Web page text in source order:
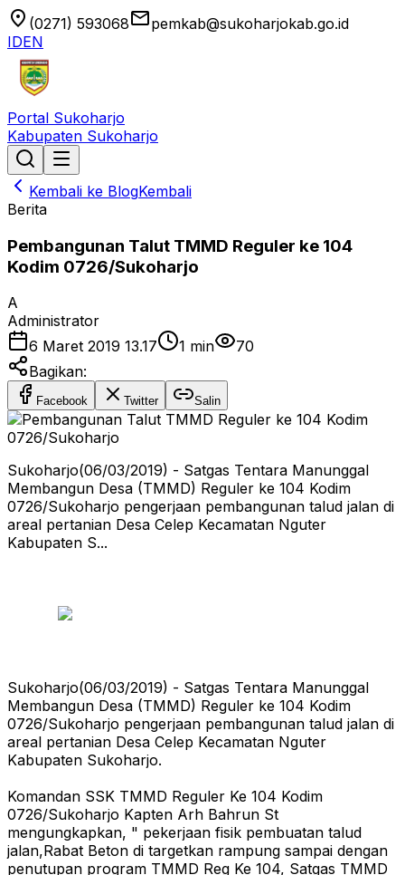
location_on (0271) 593068emailpemkab@sukoharjokab.go.id
IDEN
Portal Sukoharjo
Kabupaten Sukoharjo
Kembali ke BlogKembali
Berita
Pembangunan Talut TMMD Reguler ke 104
Kodim 0726/Sukoharjo
A
Administrator
6 Maret 2019 13.17
1 min
70
Bagikan:
Facebook Twitter Salin
Sukoharjo(06/03/2019) - Satgas Tentara Manunggal
Membangun Desa (TMMD) Reguler ke 104 Kodim
0726/Sukoharjo pengerjaan pembangunan talud jalan di
areal pertanian Desa Celep Kecamatan Nguter
Kabupaten S...
Sukoharjo(06/03/2019) - Satgas Tentara Manunggal
Membangun Desa (TMMD) Reguler ke 104 Kodim
0726/Sukoharjo pengerjaan pembangunan talud jalan di
areal pertanian Desa Celep Kecamatan Nguter
Kabupaten Sukoharjo.
Komandan SSK TMMD Reguler Ke 104 Kodim
0726/Sukoharjo Kapten Arh Bahrun St
mengungkapkan, " pekerjaan fisik pembuatan talud
jalan,Rabat Beton di targetkan rampung sampai dengan
penutupan program TMMD Reg Ke 104, Satgas TMMD